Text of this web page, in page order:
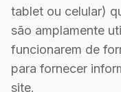
tablet ou celular)
são amplamente
funcionarem de
para fornecer
site.